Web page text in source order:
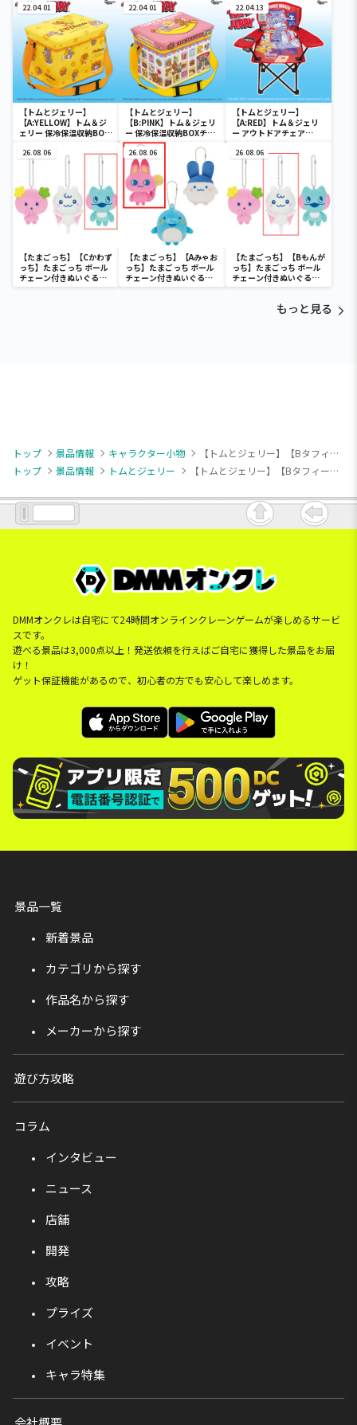
22.04.01
【トムとジェリー】
【A:YELLOW】トム＆ジ
ェリー 保冷保温収納BOX
22.04.01
【トムとジェリー】
【B:PINK】トム＆ジェリ
ー 保冷保温収納BOXチェ
ア
22.04.13
【トムとジェリー】
【A:RED】トム＆ジェリ
ー アウトドアチェア
26.08.06
【たまごっち】【Cかわず
っち】たまごっち ボール
チェーン付きぬいぐるみ
～Tamagotchi
26.08.06
【たまごっち】【Aみゃお
っち】たまごっち ボール
チェーン付きぬいぐるみ
～Tamagotchi
26.08.06
【たまごっち】【Bもんが
っち】たまごっち ボール
チェーン付きぬいぐるみ
～Tamagotchi
もっと見る
トップ 景品情報 キャラクター小物
【トムとジェリー】【Bタフィー】トムとジェリー マスコット ファニーアートVer. Vol.2
トップ
景品情報 トムとジェリー 【トムとジェリー】【Bタフィー】トムとジェリー マスコット ファニーアートVer. Vol.2
DMMオンクレは自宅にて24時間オンラインクレーンゲームが楽しめるサービ
スです。
遊べる景品は3,000点以上！発送依頼を行えばご自宅に獲得した景品をお届
け！
ゲット保証機能があるので、初心者の方でも安心して楽しめます。
景品一覧
新着景品
カテゴリから探す
作品名から探す
メーカーから探す
遊び方攻略
コラム
インタビュー
ニュース
店舗
開発
攻略
プライズ
イベント
キャラ特集